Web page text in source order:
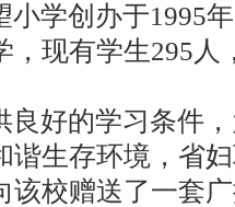
学创办于1995
，现有学生295人
好的学习条件
谐生存环境，省
该校赠送了一套